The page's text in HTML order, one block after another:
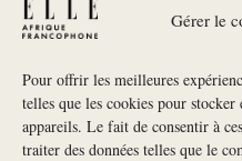
Gérer le
Pour offrir les meilleures
telles que les cookies pour
appareils. Le fait de consentir à
traiter des données telles que le